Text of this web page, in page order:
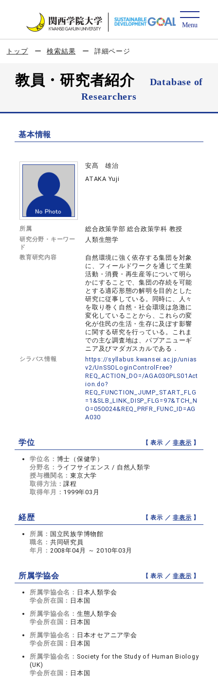
トップ 検索結果 詳細ページ
教員・研究者紹介
Database of
Researchers
基本情報
安髙 雄治
ATAKA Yuji
所属 総合政策学部 総合政策学科 教授
研究分野・キーワー
ド
人類生態学
教育研究内容
自然環境に強く依存する集団を対象
に、フィールドワークを通じて生業
活動・消費・再生産等について明ら
かにすることで、集団の存続を可能
とする適応形態の解明を目的とした
研究に従事している。同時に、人々
を取り巻く自然・社会環境は急激に
変化していることから、これらの変
化が住民の生活・生存に及ぼす影響
に関する研究を行っている。これま
での主な調査地は、パプアニューギ
ニア及びマダガスカルである．
シラバス情報
https://syllabus.kwansei.ac.jp/unias
v2/UnSSOLoginControlFree?
REQ_ACTION_DO=/AGA030PLS01Act
ion.do?
REQ_FUNCTION_JUMP_START_FLG
=1&SLB_LINK_DISP_FLG=97&TCH_N
O=050024&REQ_PRFR_FUNC_ID=AG
A030
学位 【 表示 ／非表示 】
学位名： 博士（保健学）
分野名： ライフサイエンス / 自然人類学
授与機関名：東京大学
取得方法：課程
取得年月： 1999年03月
経歴 【 表示 ／非表示 】
所属： 国立民族学博物館
職名： 共同研究員
年月： 2008年04月 ～ 2010年03月
所属学協会 【 表示 ／非表示 】
所属学協会名： 日本人類学会
学会所在国： 日本国
所属学協会名： 生態人類学会
学会所在国： 日本国
所属学協会名： 日本オセアニア学会
学会所在国： 日本国
所属学協会名： Society for the Study of Human Biology
(UK)
学会所在国： 日本国